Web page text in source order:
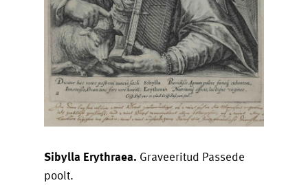
Sibylla Erythraea. Graveeritud Passede
poolt.